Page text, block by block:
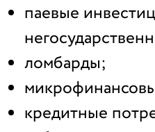
паевые
ломбарды;
кредитные